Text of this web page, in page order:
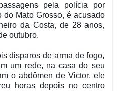
pela polícia por
Mato Grosso, é acusado
da Costa, de 28 anos,
outubro.
disparos de arma de fogo,
um rede, na casa do seu
o abdômen de Victor, ele
horas depois no centro